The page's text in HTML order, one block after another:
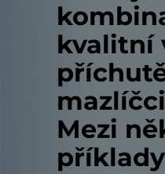
kvalitní
Mezi